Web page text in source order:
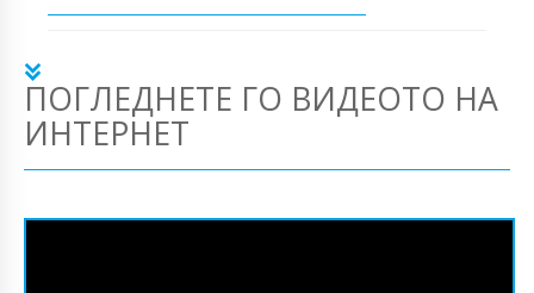
ПОГЛЕДНЕТЕ ГО ВИДЕОТО НА
ИНТЕРНЕТ